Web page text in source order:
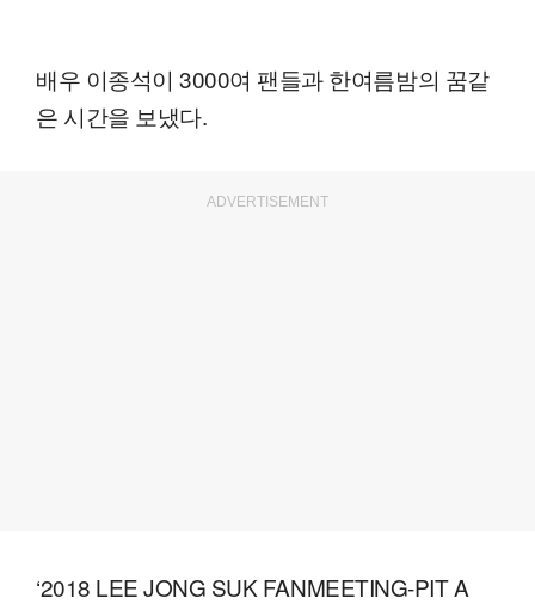
배우 이종석이 3000여 팬들과 한여름밤의 꿈같
은 시간을 보냈다.
ADVERTISEMENT
‘2018 LEE JONG SUK FANMEETING-PIT A